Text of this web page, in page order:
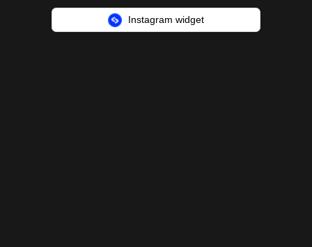
Instagram widget